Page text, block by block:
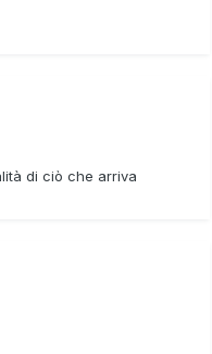
di ciò che arriva